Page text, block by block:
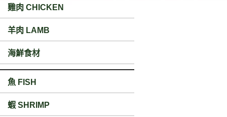
雞肉 CHICKEN
羊肉 LAMB
海鮮食材
魚 FISH
蝦 SHRIMP